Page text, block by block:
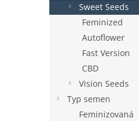
Sweet Seeds
Feminized
Autoflower
Fast Version
CBD
Vision Seeds
Typ semen
Feminizovaná